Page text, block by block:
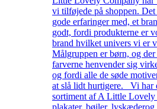
vi tilføjede på shoppen.
gode erfaringer med, et
godt, fordi produkterne er
brand hvilket univers vi er
Målgruppen er børn, og
farverne henvender sig
og fordi alle de søde
at slå lidt hurtigere. Vi har
sortiment af A Little Lovely
plakater, bøjler, lyskæderog